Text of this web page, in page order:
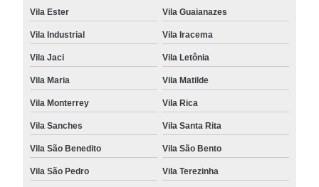
Vila Ester Vila Guaianazes
Vila Industrial Vila Iracema
Vila Jaci Vila Letônia
Vila Maria Vila Matilde
Vila Monterrey Vila Rica
Vila Sanches Vila Santa Rita
Vila São Benedito Vila São Bento
Vila São Pedro Vila Terezinha